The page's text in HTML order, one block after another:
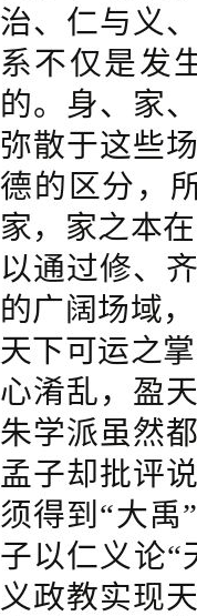
治、仁与义
系不仅是发
的。身、家
弥散于这些
德的区分，
家，家之本
以通过修、
的广阔场域
天下可运之
心淆乱，盈
朱学派虽然
孟子却批评
须得到“大禹
子以仁义论
义政教实现